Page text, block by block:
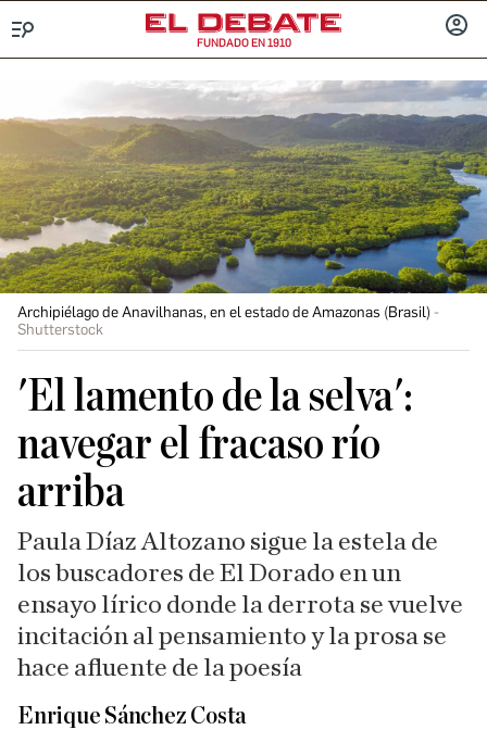
FUNDADO EN 1910
Archipiélago de Anavilhanas, en el estado de Amazonas (Brasil)
Shutterstock
'El lamento de la selva':
navegar el fracaso río
arriba
Paula Díaz Altozano sigue la estela de
los buscadores de El Dorado en un
ensayo lírico donde la derrota se vuelve
incitación al pensamiento y la prosa se
hace afluente de la poesía
Enrique Sánchez Costa